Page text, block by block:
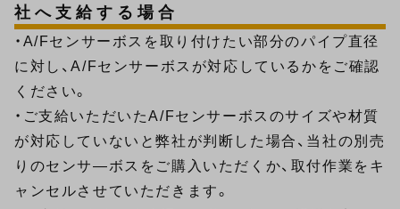
社へ支給する場合
・A/Fセンサーボスを取り付けたい部分のパイプ直径
に対し、A/Fセンサーボスが対応しているかをご確認
ください。
・ご支給いただいたA/Fセンサーボスのサイズや材質
が対応していないと弊社が判断した場合、当社の別売
りのセンサ―ボスをご購入いただくか、取付作業をキ
ャンセルさせていただきます。